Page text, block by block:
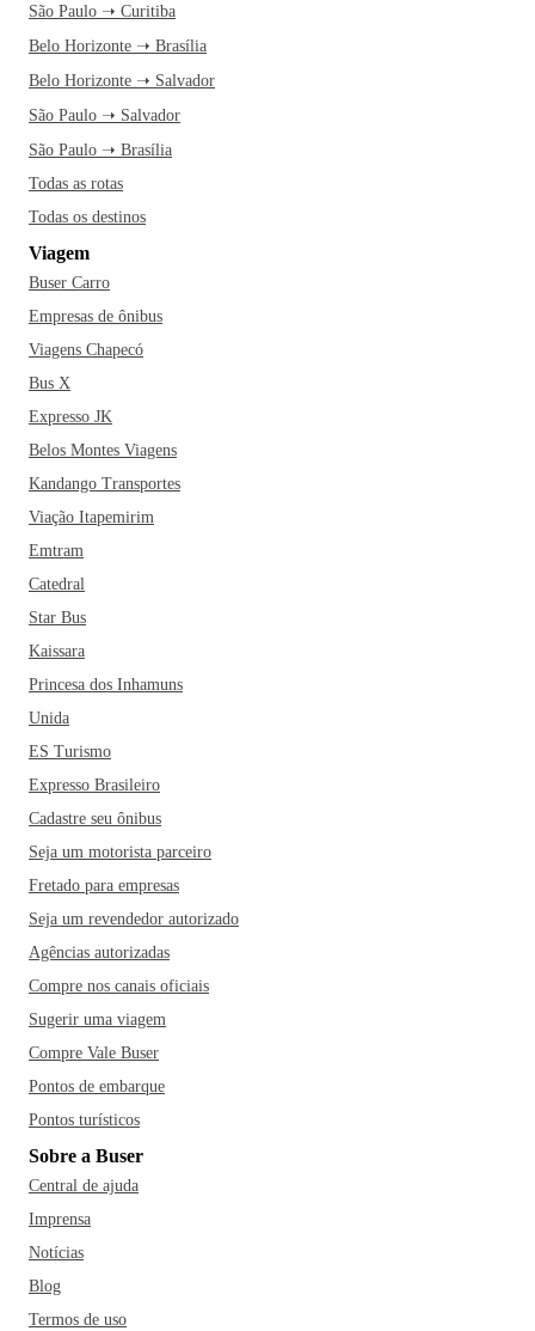
São Paulo ➝ Curitiba
Belo Horizonte ➝ Brasília
Belo Horizonte ➝ Salvador
São Paulo ➝ Salvador
São Paulo ➝ Brasília
Todas as rotas
Todas os destinos
Viagem
Buser Carro
Empresas de ônibus
Viagens Chapecó
Bus X
Expresso JK
Belos Montes Viagens
Kandango Transportes
Viação Itapemirim
Emtram
Catedral
Star Bus
Kaissara
Princesa dos Inhamuns
Unida
ES Turismo
Expresso Brasileiro
Cadastre seu ônibus
Seja um motorista parceiro
Fretado para empresas
Seja um revendedor autorizado
Agências autorizadas
Compre nos canais oficiais
Sugerir uma viagem
Compre Vale Buser
Pontos de embarque
Pontos turísticos
Sobre a Buser
Central de ajuda
Imprensa
Notícias
Blog
Termos de uso